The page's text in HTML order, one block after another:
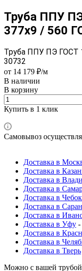
Труба ППУ
377x9 / 560
Труба ППУ ПЭ ГОСТ
30732
от 14 179 ₽/м
В наличии
В корзину
Купить в 1 клик
Самовывоз
Доставка в
Доставка в
Доставка в
Доставка в
Доставка в
Доставка в
Доставка в
Доставка в Уфу -
Доставка в
Доставка в
Доставка в Тверь
Можно с вашей трубой